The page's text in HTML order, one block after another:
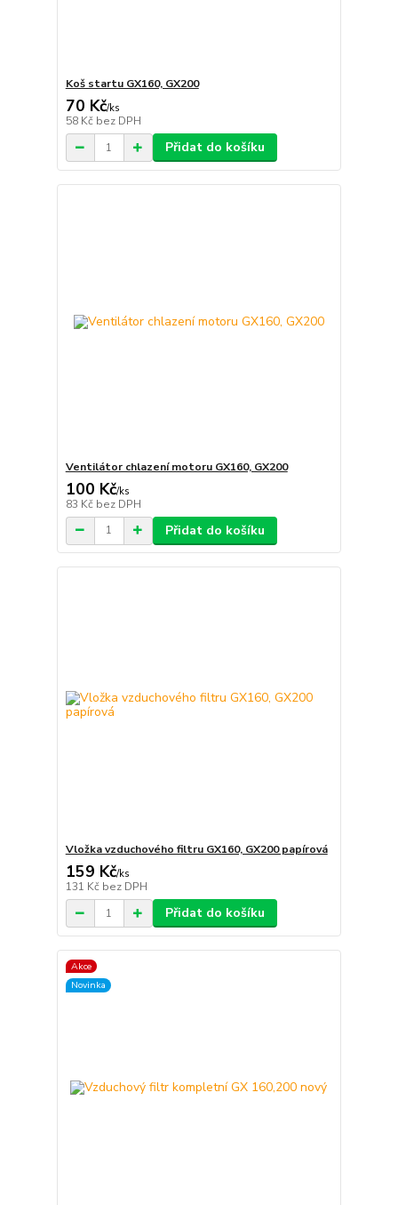
Koš startu GX160, GX200
70 Kč/ks
58 Kč bez DPH
Přidat do košíku
Ventilátor chlazení motoru GX160, GX200
100 Kč/ks
83 Kč bez DPH
Přidat do košíku
Vložka vzduchového filtru GX160, GX200 papírová
159 Kč/ks
131 Kč bez DPH
Přidat do košíku
Akce
Novinka